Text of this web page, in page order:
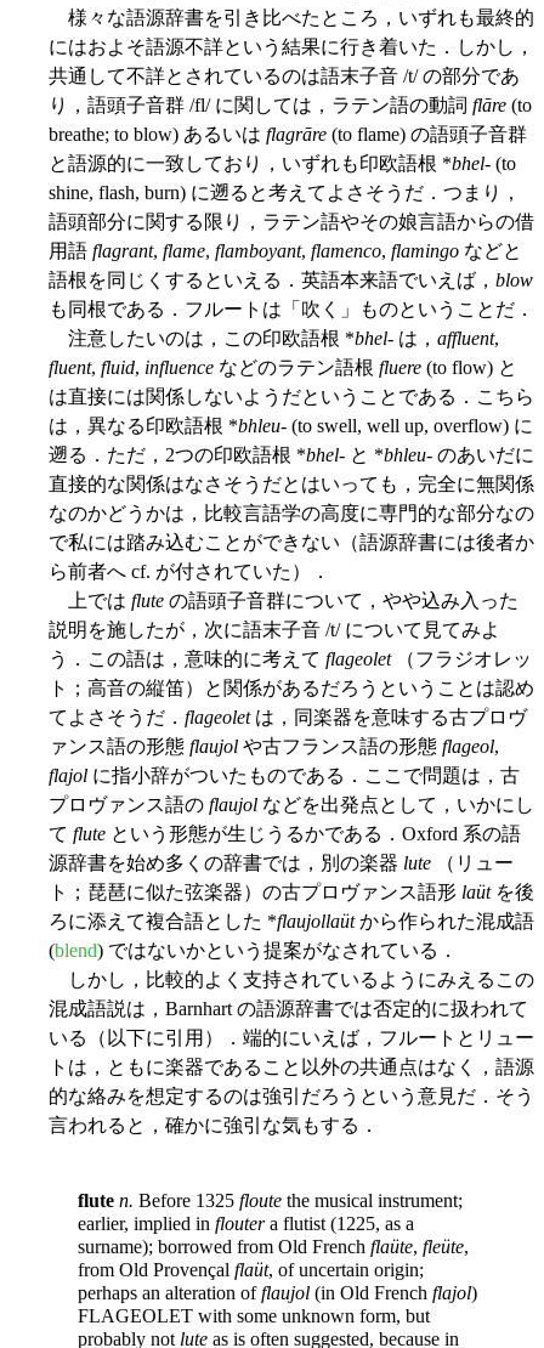
様々な語源辞書を引き比べたところ，いずれも最終的
にはおよそ語源不詳という結果に行き着いた．しかし，
共通して不詳とされているのは語末子音 /t/ の部分であ
り，語頭子音群 /fl/ に関しては，ラテン語の動詞 flāre (to
breathe; to blow) あるいは flagrāre (to flame) の語頭子音群
と語源的に一致しており，いずれも印欧語根 *bhel- (to
shine, flash, burn) に遡ると考えてよさそうだ．つまり，
語頭部分に関する限り，ラテン語やその娘言語からの借
用語 flagrant, flame, flamboyant, flamenco, flamingo などと
語根を同じくするといえる．英語本来語でいえば， blow
も同根である．フルートは「吹く」ものということだ．
注意したいのは，この印欧語根 *bhel- は， affluent,
fluent, fluid, influence などのラテン語根 fluere (to flow) と
は直接には関係しないようだということである．こちら
は，異なる印欧語根 *bhleu- (to swell, well up, overflow) に
遡る．ただ，2つの印欧語根 *bhel- と *bhleu- のあいだに
直接的な関係はなさそうだとはいっても，完全に無関係
なのかどうかは，比較言語学の高度に専門的な部分なの
で私には踏み込むことができない（語源辞書には後者か
ら前者へ cf. が付されていた）．
上では flute の語頭子音群について，やや込み入った
説明を施したが，次に語末子音 /t/ について見てみよ
う．この語は，意味的に考えて flageolet（フラジオレッ
ト；高音の縦笛）と関係があるだろうということは認め
てよさそうだ． flageoletは，同楽器を意味する古プロヴ
ァンス語の形態 flaujol や古フランス語の形態 flageol,
flajol に指小辞がついたものである．ここで問題は，古
プロヴァンス語の flaujol などを出発点として，いかにし
て flute という形態が生じうるかである．Oxford 系の語
源辞書を始め多くの辞書では，別の楽器 lute （リュー
ト；琵琶に似た弦楽器）の古プロヴァンス語形 laütを後
ろに添えて複合語とした *flaujollaütから作られた混成語
(blend) ではないかという提案がなされている．
しかし，比較的よく支持されているようにみえるこの
混成語説は，Barnhart の語源辞書では否定的に扱われて
いる（以下に引用）．端的にいえば，フルートとリュー
トは，ともに楽器であること以外の共通点はなく，語源
的な絡みを想定するのは強引だろうという意見だ．そう
言われると，確かに強引な気もする．
flute n. Before 1325 floute the musical instrument;
earlier, implied in floutera flutist (1225, as a
surname); borrowed from Old French flaüte, fleüte,
from Old Provençal flaüt, of uncertain origin;
perhaps an alteration offlaujol (in Old French flajol)
FLAGEOLET with some unknown form, but
probably not lute as is often suggested, because in